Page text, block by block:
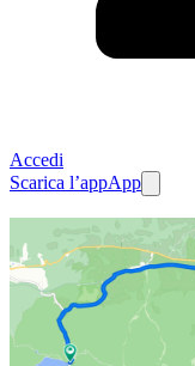
Accedi
Scarica l’appApp